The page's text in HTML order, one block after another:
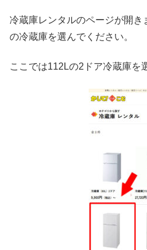
冷蔵庫レンタルのページが開き
の冷蔵庫を選んでください。
ここでは112Lの2ドア冷蔵庫を